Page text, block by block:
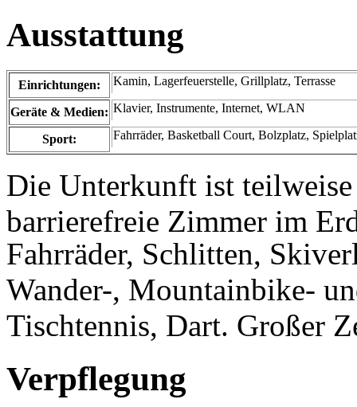
Ausstattung
Einrichtungen: Kamin, Lagerfeuerstelle, Grillplatz, Terrasse
Geräte & Medien: Klavier, Instrumente, Internet, WLAN
Sport: Fahrräder, Basketball Court, Bolzplatz,
Die Unterkunft ist
barrierefreie Zimmer im
Fahrräder, Schlitten,
Wander-, Mountainbike-
Tischtennis, Dart. Großer
Verpflegung